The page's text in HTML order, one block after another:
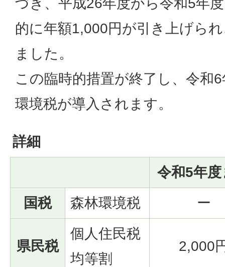
づき、平成26年度から令和5年
的に年額1,000円が引き上げら
ました。
この臨時的措置が終了し、令和
環境税が導入されます。
詳細
令和5年
国税
森林環境税 ー
県民税
個人住民税
均等割
2,000